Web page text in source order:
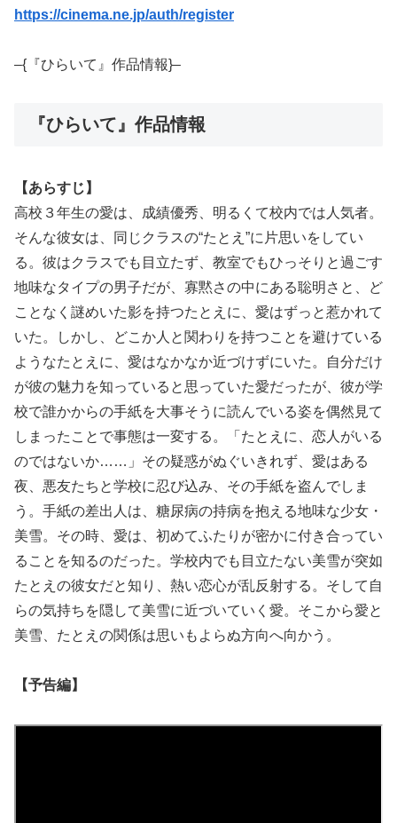
https://cinema.ne.jp/auth/register
–{『ひらいて』作品情報}–
『ひらいて』作品情報
【あらすじ】
高校３年生の愛は、成績優秀、明るくて校内では人気者。
そんな彼女は、同じクラスの“たとえ”に片思いをしてい
る。彼はクラスでも目立たず、教室でもひっそりと過ごす
地味なタイプの男子だが、寡黙さの中にある聡明さと、ど
ことなく謎めいた影を持つたとえに、愛はずっと惹かれて
いた。しかし、どこか人と関わりを持つことを避けている
ようなたとえに、愛はなかなか近づけずにいた。自分だけ
が彼の魅力を知っていると思っていた愛だったが、彼が学
校で誰かからの手紙を大事そうに読んでいる姿を偶然見て
しまったことで事態は一変する。「たとえに、恋人がいる
のではないか……」その疑惑がぬぐいきれず、愛はある
夜、悪友たちと学校に忍び込み、その手紙を盗んでしま
う。手紙の差出人は、糖尿病の持病を抱える地味な少女・
美雪。その時、愛は、初めてふたりが密かに付き合ってい
ることを知るのだった。学校内でも目立たない美雪が突如
たとえの彼女だと知り、熱い恋心が乱反射する。そして自
らの気持ちを隠して美雪に近づいていく愛。そこから愛と
美雪、たとえの関係は思いもよらぬ方向へ向かう。
【予告編】